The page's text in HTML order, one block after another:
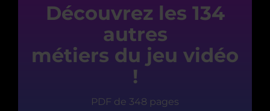
Découvrez les 134
autres
métiers du jeu vidéo
!
PDF de 348 pages